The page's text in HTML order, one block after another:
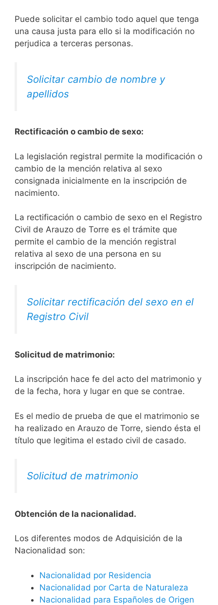
Puede solicitar el cambio todo aquel que tenga
una causa justa para ello si la modificación no
perjudica a terceras personas.
Solicitar cambio de nombre y
apellidos
Rectificación o cambio de sexo:
La legislación registral permite la modificación o
cambio de la mención relativa al sexo
consignada inicialmente en la inscripción de
nacimiento.
La rectificación o cambio de sexo en el Registro
Civil de Arauzo de Torre es el trámite que
permite el cambio de la mención registral
relativa al sexo de una persona en su
inscripción de nacimiento.
Solicitar rectificación del sexo en el
Registro Civil
Solicitud de matrimonio:
La inscripción hace fe del acto del matrimonio y
de la fecha, hora y lugar en que se contrae.
Es el medio de prueba de que el matrimonio se
ha realizado en Arauzo de Torre, siendo ésta el
título que legitima el estado civil de casado.
Solicitud de matrimonio
Obtención de la nacionalidad.
​​​Los diferentes modos de Adquisición de la
Nacionalidad son:
Nacionalidad por Residencia
Nacionalidad por Carta de Naturaleza
Nacionalidad para Españoles de Origen